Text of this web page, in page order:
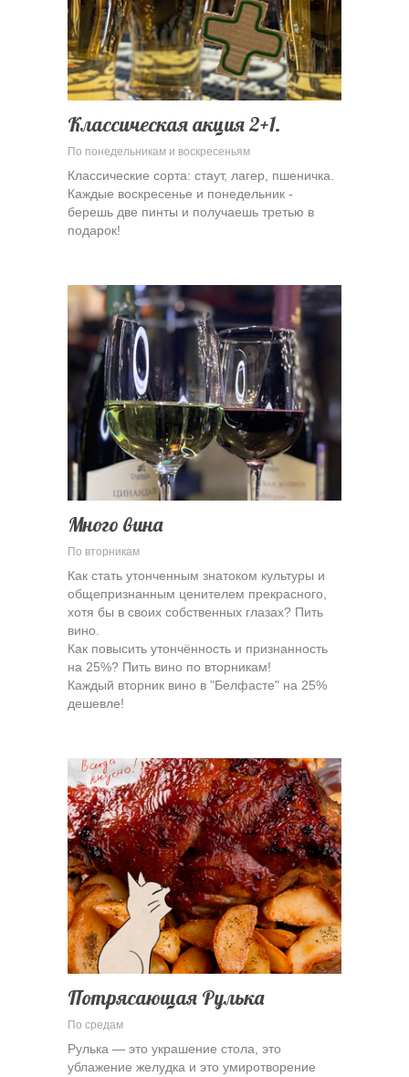
Классическая акция 2+1.
По понедельникам и воскресеньям
Классические сорта: стаут, лагер, пшеничка.
Каждые воскресенье и понедельник -
берешь две пинты и получаешь третью в
подарок!
Много вина
По вторникам
Как стать утонченным знатоком культуры и
общепризнанным ценителем прекрасного,
хотя бы в своих собственных глазах? Пить
вино.
Как повысить утончённость и признанность
на 25%? Пить вино по вторникам!
Каждый вторник вино в "Белфасте" на 25%
дешевле!
Потрясающая Рулька
По средам
Рулька — это украшение стола, это
ублажение желудка и это умиротворение